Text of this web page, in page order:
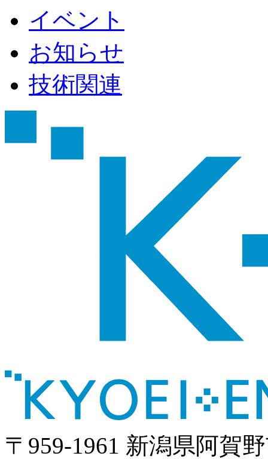
イベント
お知らせ
技術関連
〒959-1961 新潟県阿賀